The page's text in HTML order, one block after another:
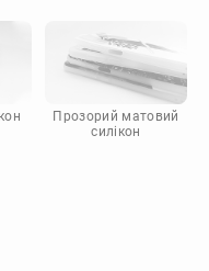
Прозорий матовий
силікон